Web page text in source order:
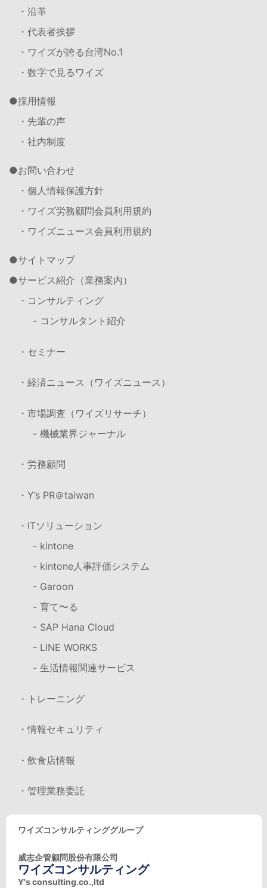
・沿革
・代表者挨拶
・ワイズが誇る台湾No.1
・数字で見るワイズ
採用情報
・先輩の声
・社内制度
お問い合わせ
・個人情報保護方針
・ワイズ労務顧問会員利用規約
・ワイズニュース会員利用規約
サイトマップ
サービス紹介（業務案内）
・コンサルティング
- コンサルタント紹介
・セミナー
・経済ニュース（ワイズニュース）
・市場調査（ワイズリサーチ）
- 機械業界ジャーナル
・労務顧問
・Y’s PR＠taiwan
・ITソリューション
- kintone
- kintone人事評価システム
- Garoon
- 育て〜る
- SAP Hana Cloud
- LINE WORKS
- 生活情報関連サービス
・トレーニング
・情報セキュリティ
・飲食店情報
・管理業務委託
ワイズコンサルティンググループ
威志企管顧問股份有限公司
ワイズコンサルティング
Y's consulting.co.,ltd